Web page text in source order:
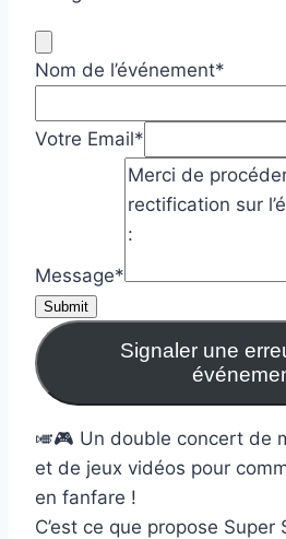
Nom de l’événement*
Votre Email*
Message*
Submit
Signaler une
🎺🎮 Un double concert de
et de jeux vidéos pour
en fanfare !
C’est ce que propose Super